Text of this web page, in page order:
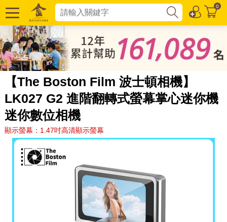
0
【The Boston Film 波士頓相機】
LK027 G2 進階翻轉式螢幕掌心迷你機
迷你數位相機
顯示螢幕：1.47吋高清顯示螢幕